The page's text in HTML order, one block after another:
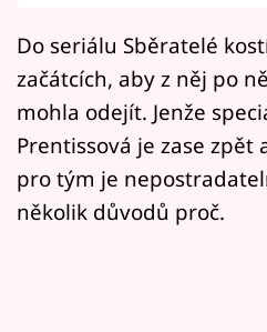
Mámy sobě
Přihlášení
Sledujte nás
Do seriálu Sběratelé
začátcích, aby z něj po
mohla odejít. Jenže
Prentissová je zase zpět
pro tým je
několik důvodů proč.